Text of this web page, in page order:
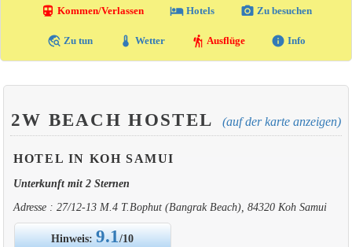
directions_transit Kommen/Verlassen local_hotelHotels photo_camera Zu besuchen
travel_explore Zu tun thermostat Wetter hiking Ausflüge info Info
2W BEACH HOSTEL (auf der karte anzeigen)
HOTEL IN KOH SAMUI
Unterkunft mit 2 Sternen
Adresse : 27/12-13 M.4 T.Bophut (Bangrak Beach), 84320 Koh Samui
Hinweis:9.1/10